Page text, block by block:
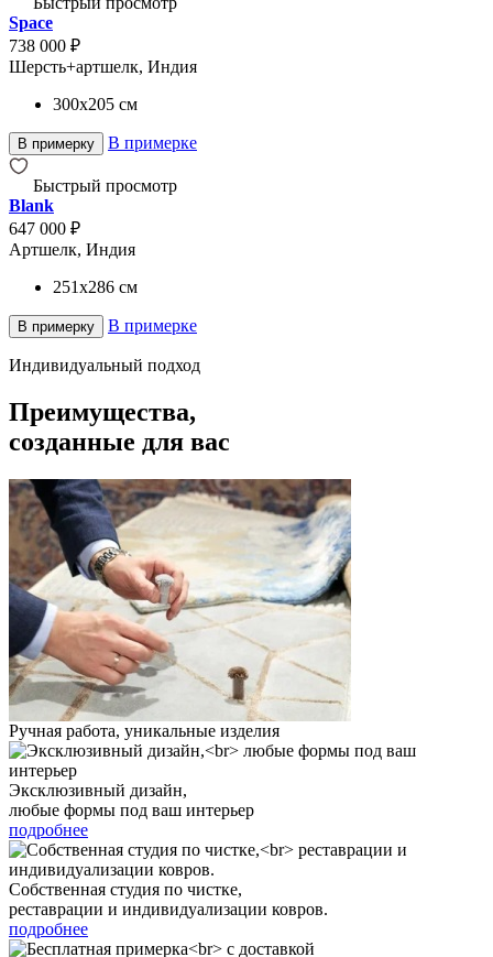
Space
738 000 ₽
Шерсть+артшелк, Индия
300x205 см
В примерку В примерке
Быстрый просмотр
Blank
647 000 ₽
Артшелк, Индия
251x286 см
В примерку В примерке
Индивидуальный подход
Преимущества,
созданные для вас
Ручная работа, уникальные изделия
Эксклюзивный дизайн,
любые формы под ваш интерьер
подробнее
Собственная студия по чистке,
реставрации и индивидуализации ковров.
подробнее